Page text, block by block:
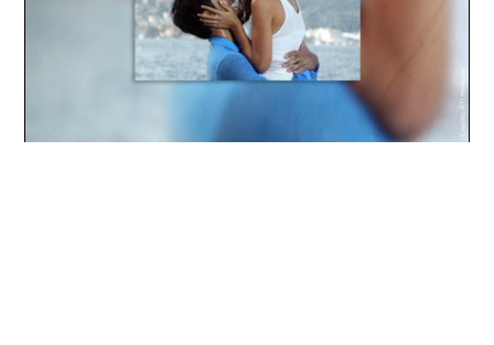
0%
0%